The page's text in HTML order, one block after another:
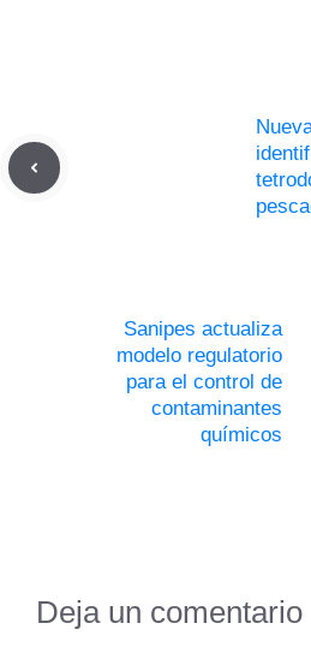
Sanipes actualiza
modelo regulatorio
para el control de
contaminantes
químicos
Deja un comentario